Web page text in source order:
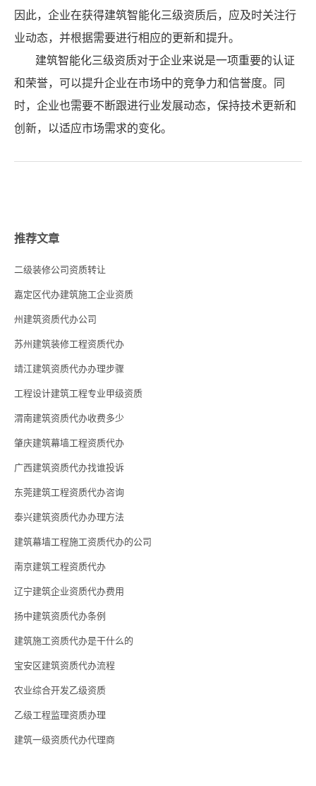
因此，企业在获得建筑智能化三级资质后，应及时关注行
业动态，并根据需要进行相应的更新和提升。
建筑智能化三级资质对于企业来说是一项重要的认证
和荣誉，可以提升企业在市场中的竞争力和信誉度。同
时，企业也需要不断跟进行业发展动态，保持技术更新和
创新，以适应市场需求的变化。
推荐文章
二级装修公司资质转让
嘉定区代办建筑施工企业资质
州建筑资质代办公司
苏州建筑装修工程资质代办
靖江建筑资质代办办理步骤
工程设计建筑工程专业甲级资质
渭南建筑资质代办收费多少
肇庆建筑幕墙工程资质代办
广西建筑资质代办找谁投诉
东莞建筑工程资质代办咨询
泰兴建筑资质代办办理方法
建筑幕墙工程施工资质代办的公司
南京建筑工程资质代办
辽宁建筑企业资质代办费用
扬中建筑资质代办条例
建筑施工资质代办是干什么的
宝安区建筑资质代办流程
农业综合开发乙级资质
乙级工程监理资质办理
建筑一级资质代办代理商